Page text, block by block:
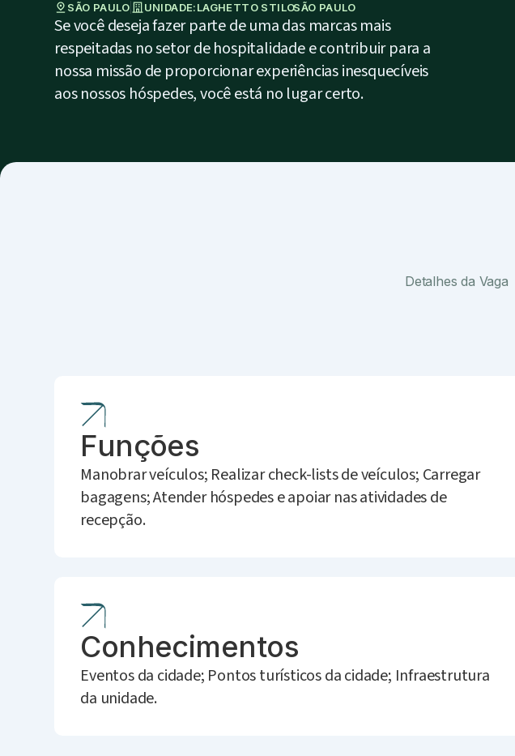
SÃO PAULO UNIDADE:LAGHETTO STILOSÃO PAULO
Se você deseja fazer parte de uma das marcas mais
respeitadas no setor de hospitalidade e contribuir para a
nossa missão de proporcionar experiências inesquecíveis
aos nossos hóspedes, você está no lugar certo.
Detalhes da Vaga
Funções
Manobrar veículos; Realizar check-lists de veículos; Carregar
bagagens; Atender hóspedes e apoiar nas atividades de
recepção.
Conhecimentos
Eventos da cidade; Pontos turísticos da cidade; Infraestrutura
da unidade.